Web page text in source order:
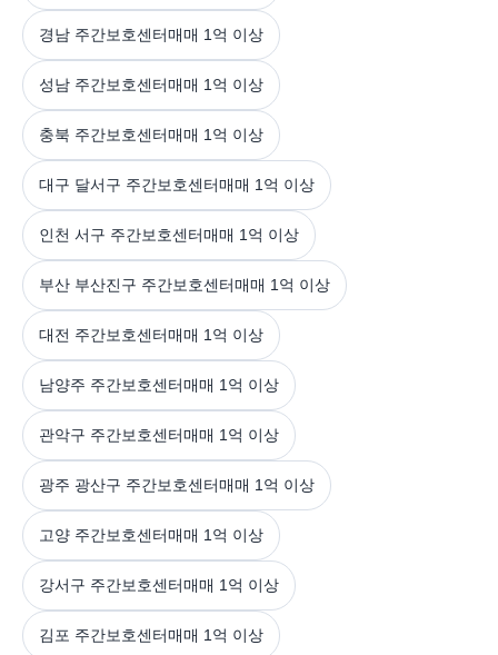
경남 주간보호센터매매 1억 이상
성남 주간보호센터매매 1억 이상
충북 주간보호센터매매 1억 이상
대구 달서구 주간보호센터매매 1억 이상
인천 서구 주간보호센터매매 1억 이상
부산 부산진구 주간보호센터매매 1억 이상
대전 주간보호센터매매 1억 이상
남양주 주간보호센터매매 1억 이상
관악구 주간보호센터매매 1억 이상
광주 광산구 주간보호센터매매 1억 이상
고양 주간보호센터매매 1억 이상
강서구 주간보호센터매매 1억 이상
김포 주간보호센터매매 1억 이상